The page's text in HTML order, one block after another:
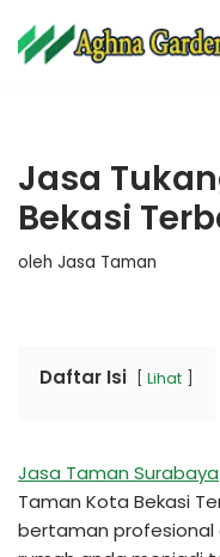
Lompat
Jasa
Bekasi
oleh Jasa Taman
Daftar Isi Lihat
Jasa Taman Surabaya
Taman Kota Bekasi
bertaman